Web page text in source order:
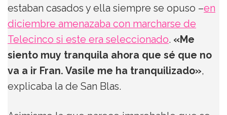
estaban casados y ella siempre se opuso –en
diciembre amenazaba con marcharse de
Telecinco si este era seleccionado. «Me
siento muy tranquila ahora que sé que no
va a ir Fran. Vasile me ha tranquilizado»,
explicaba la de San Blas.